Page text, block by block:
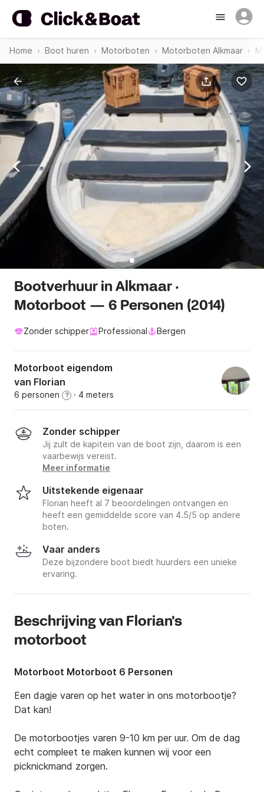
Home Boot huren Motorboten Motorboten Alkmaar
Bootverhuur in Alkmaar ·
Motorboot — 6 Personen (2014)
Zonder schipper Professional Bergen
Motorboot eigendom
van Florian
6 personen ? · 4 meters
Zonder schipper
Jij zult de kapitein van de boot zijn, daarom is een
vaarbewijs vereist.
Meer informatie
Uitstekende eigenaar
Florian heeft al 7 beoordelingen ontvangen en
heeft een gemiddelde score van 4.5/5 op andere
boten.
Vaar anders
Deze bijzondere boot biedt huurders een unieke
ervaring.
Beschrijving van Florian's
motorboot
Motorboot Motorboot 6 Personen
Een dagje varen op het water in ons motorbootje?
Dat kan!
De motorbootjes varen 9-10 km per uur. Om de dag
echt compleet te maken kunnen wij voor een
picknickmand zorgen.